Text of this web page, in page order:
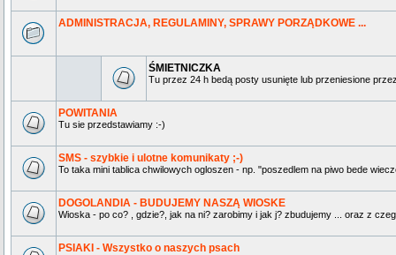
ADMINISTRACJA, REGULAMINY, SPRAWY PORZĄDKOWE ...
ŚMIETNICZKA
Tu przez 24 h bedą posty usunięte lub przeniesione
POWITANIA
Tu sie przedstawiamy :-)
SMS - szybkie i ulotne komunikaty ;-)
To taka mini tablica chwilowych ogloszen - np. "poszedlem na piwo bede
DOGOLANDIA - BUDUJEMY NASZĄ WIOSKE
Wioska - po co? , gdzie?, jak na ni? zarobimy i jak j? zbudujemy ... oraz z
PSIAKI - Wszystko o naszych psach